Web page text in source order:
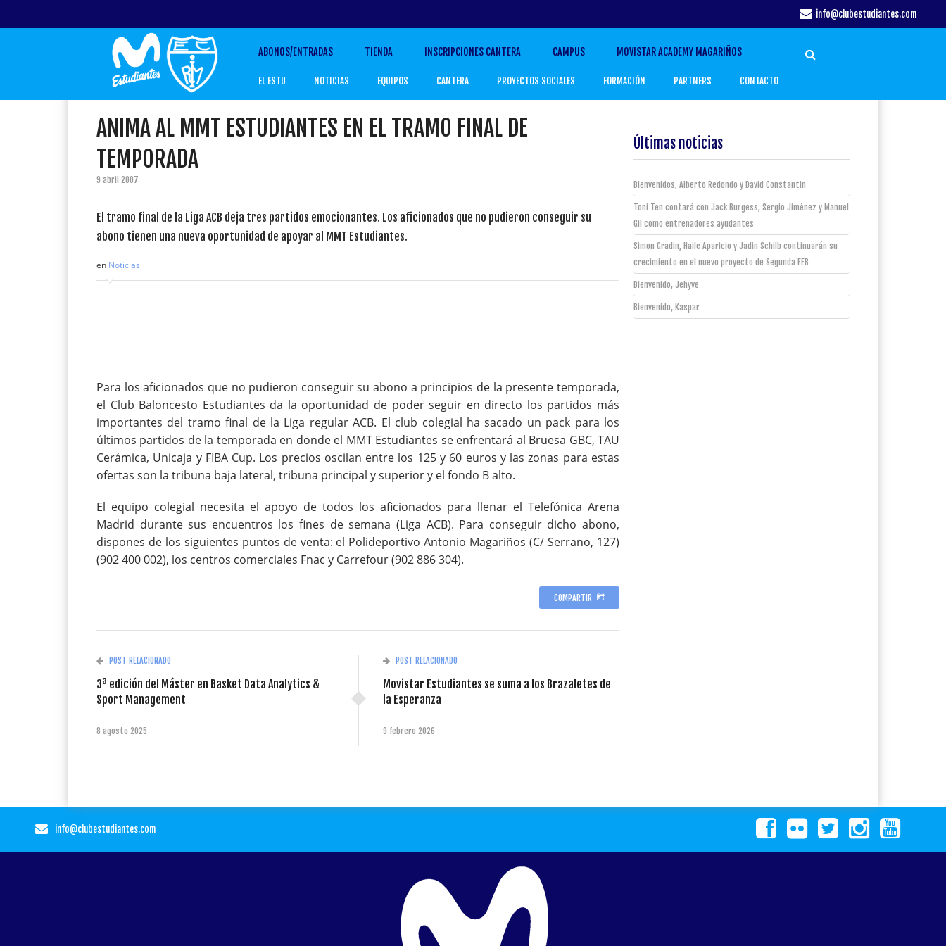
info@clubestudiantes.com
ABONOS/ENTRADAS TIENDA INSCRIPCIONES CANTERA CAMPUS MOVISTAR ACADEMY MAGARIÑOS
EL ESTU NOTICIAS EQUIPOS CANTERA PROYECTOS SOCIALES FORMACIÓN PARTNERS CONTACTO
ANIMA AL MMT ESTUDIANTES EN EL TRAMO FINAL DE
TEMPORADA
9 abril 2007
El tramo final de la Liga ACB deja tres partidos emocionantes. Los aficionados que no pudieron conseguir su
abono tienen una nueva oportunidad de apoyar al MMT Estudiantes.
en Noticias
Para los aficionados que no pudieron conseguir su abono a principios de la presente temporada,
el Club Baloncesto Estudiantes da la oportunidad de poder seguir en directo los partidos más
importantes del tramo final de la Liga regular ACB. El club colegial ha sacado un pack para los
últimos partidos de la temporada en donde el MMT Estudiantes se enfrentará al Bruesa GBC, TAU
Cerámica, Unicaja y FIBA Cup. Los precios oscilan entre los 125 y 60 euros y las zonas para estas
ofertas son la tribuna baja lateral, tribuna principal y superior y el fondo B alto.
El equipo colegial necesita el apoyo de todos los aficionados para llenar el Telefónica Arena
Madrid durante sus encuentros los fines de semana (Liga ACB). Para conseguir dicho abono,
dispones de los siguientes puntos de venta: el Polideportivo Antonio Magariños (C/ Serrano, 127)
(902 400 002), los centros comerciales Fnac y Carrefour (902 886 304).
COMPARTIR
POST RELACIONADO
3ª edición del Máster en Basket Data Analytics &
Sport Management
8 agosto 2025
POST RELACIONADO
Movistar Estudiantes se suma a los Brazaletes de
la Esperanza
9 febrero 2026
Últimas noticias
Bienvenidos, Alberto Redondo y David Constantin
Toni Ten contará con Jack Burgess, Sergio Jiménez y Manuel
Gil como entrenadores ayudantes
Simon Gradin, Haile Aparicio y Jadin Schilb continuarán su
crecimiento en el nuevo proyecto de Segunda FEB
Bienvenido, Jehyve
Bienvenido, Kaspar
info@clubestudiantes.com